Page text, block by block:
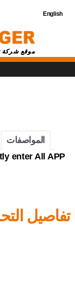
English
موقع شركة
المواصفات
enter All APP
تفاصيل